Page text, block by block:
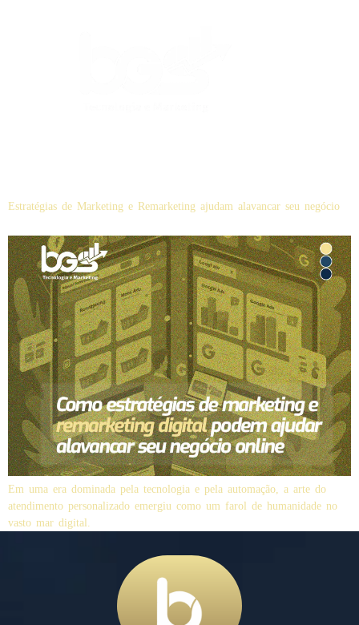
Estratégias de Marketing e Remarketing ajudam alavancar seu negócio
Em uma era dominada pela tecnologia e pela automação, a arte do
atendimento personalizado emergiu como um farol de humanidade no
vasto mar digital.